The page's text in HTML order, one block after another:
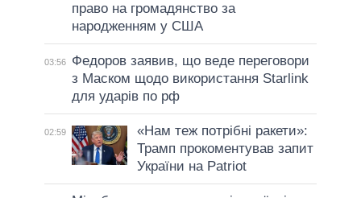
право на громадянство за
народженням у США
03:56
Федоров заявив, що веде переговори
з Маском щодо використання Starlink
для ударів по рф
02:59
«Нам теж потрібні ракети»:
Трамп прокоментував запит
України на Patriot